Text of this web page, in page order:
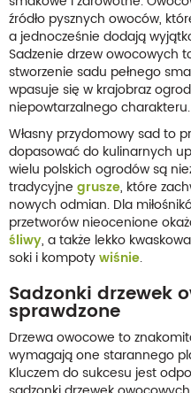
źródło pysznych owoców,
a jednocześnie dodają
Sadzenie drzew owocowych
stworzenie sadu pełnego
wpasuje się w krajobraz
niepowtarzalnego charakteru.
Własny przydomowy sad to
dopasować do kulinarnych
wielu polskich ogrodów są
tradycyjne grusze, które
nowych odmian. Dla
przetworów nieocenione
śliwy, a także lekko
soki i kompotywiśnie.
Sadzonki drzewek
sprawdzone
Drzewa owocowe to
wymagają one starannego
Kluczem do sukcesu jest